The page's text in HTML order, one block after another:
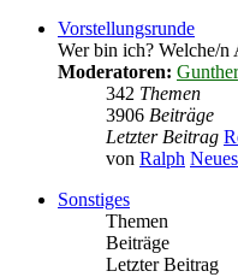
Vorstellungsrunde
Wer bin ich? Welche/n
Moderatoren: Gunther
342 Themen
3906 Beiträge
Letzter Beitrag
von Ralph
Sonstiges
Themen
Beiträge
Letzter Beitrag